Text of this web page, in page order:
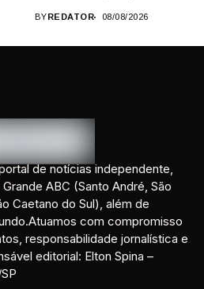
BYREDATOR 08/08/2026
de notícias independente,
ABC (Santo André, São
Caetano do Sul), além de
com compromisso
responsabilidade jornalística e
editorial: Elton Spina –